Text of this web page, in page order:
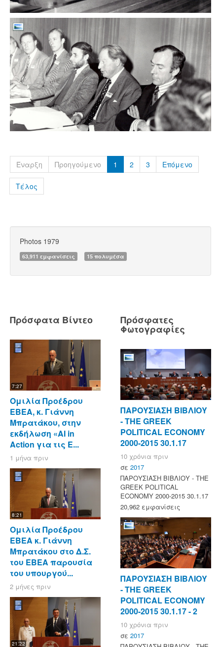
Έναρξη Προηγούμενο 1 2 3 Επόμενο
Τέλος
Photos 1979
63,911 εμφανίσεις 15 πολυμέσα
Πρόσφατα Βίντεο
7:27
Ομιλία Προέδρου
ΕΒΕΑ, κ. Γιάννη
Μπρατάκου, στην
εκδήλωση «AI in
Action για τις Ε...
1 μήνα πριν
8:21
Ομιλία Προέδρου
ΕΒΕΑ κ. Γιάννη
Μπρατάκου στο Δ.Σ.
του ΕΒΕΑ παρουσία
του υπουργού...
2 μήνες πριν
21:22
Πρόσφατες
Φωτογραφίες
ΠΑΡΟΥΣΙΑΣΗ ΒΙΒΛΙΟΥ
- ΤΗΕ GREEK
POLITICAL ECONOMY
2000-2015 30.1.17
10 χρόνια πριν
σε 2017
ΠΑΡΟΥΣΙΑΣΗ ΒΙΒΛΙΟΥ - ΤΗΕ
GREEK POLITICAL
ECONOMY 2000-2015 30.1.17
20,962 εμφανίσεις
ΠΑΡΟΥΣΙΑΣΗ ΒΙΒΛΙΟΥ
- ΤΗΕ GREEK
POLITICAL ECONOMY
2000-2015 30.1.17 - 2
10 χρόνια πριν
σε 2017